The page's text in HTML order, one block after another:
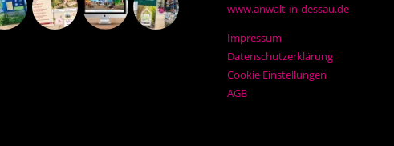
www.anwalt-in-dessau.de
Impressum
Datenschutzerklärung
Cookie Einstellungen
AGB